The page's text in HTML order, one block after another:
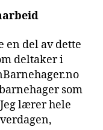
en del av dette
deltaker i
som
lærer hele